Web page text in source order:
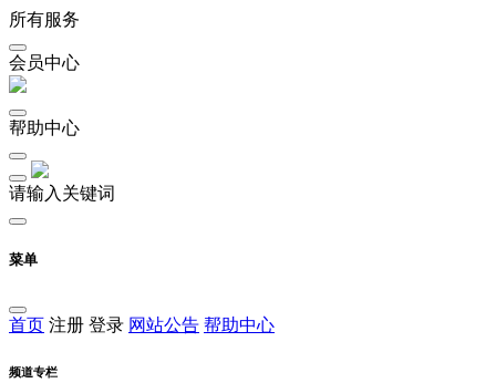
所有服务
会员中心
帮助中心
请输入关键词
菜单
首页 注册 登录 网站公告 帮助中心
频道专栏